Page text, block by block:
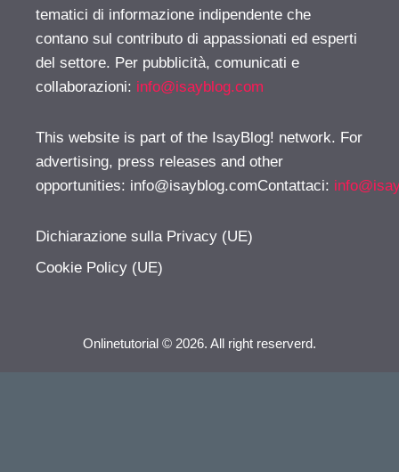
tematici di informazione indipendente che
contano sul contributo di appassionati ed esperti
del settore. Per pubblicità, comunicati e
collaborazioni: info@isayblog.com
This website is part of the IsayBlog! network. For
advertising, press releases and other
opportunities: info@isayblog.comContattaci:
Dichiarazione sulla Privacy (UE)
Cookie Policy (UE)
Onlinetutorial © 2026. All right reserverd.